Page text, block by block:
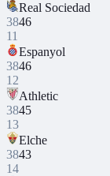
Real Sociedad
3846
11
Espanyol
3846
12
Athletic
3845
13
Elche
3843
14